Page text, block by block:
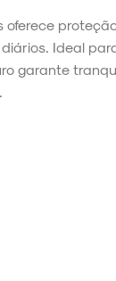
oferece
Ideal
garante